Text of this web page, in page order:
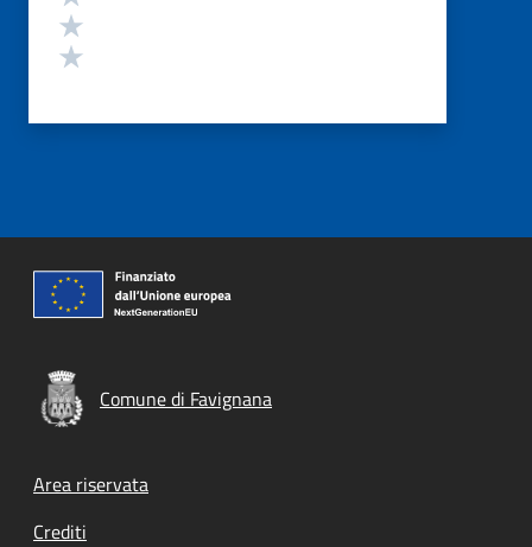
Comune di Favignana
Footer menu
Area riservata
Crediti